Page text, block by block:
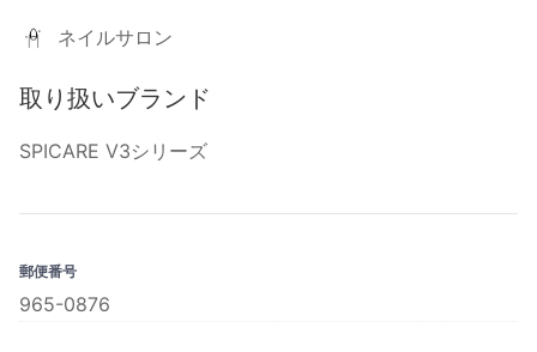
ネイルサロン
取り扱いブランド
SPICARE V3シリーズ
郵便番号
965-0876